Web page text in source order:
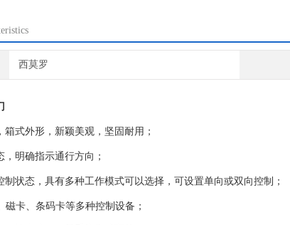
、条码卡等多种控制设备；
出接口，是系统集成商的*；
：含非法闯入、尾随报警；
有接收到
西莫罗
式外形，新颖美观，坚固耐用；
明确指示通行方向；
状态，具有多种工作模式可以选择，可设置单向或双向控制；
卡、条码卡等多种控制设备；